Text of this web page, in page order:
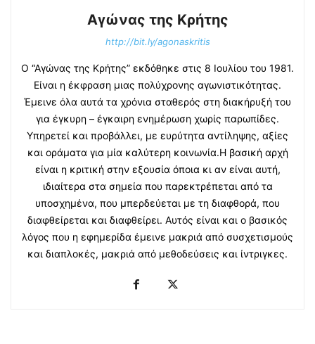
Αγώνας της Κρήτης
http://bit.ly/agonaskritis
Ο “Αγώνας της Κρήτης” εκδόθηκε στις 8 Ιουλίου του 1981.
Είναι η έκφραση μιας πολύχρονης αγωνιστικότητας.
Έμεινε όλα αυτά τα χρόνια σταθερός στη διακήρυξή του
για έγκυρη – έγκαιρη ενημέρωση χωρίς παρωπίδες.
Υπηρετεί και προβάλλει, με ευρύτητα αντίληψης, αξίες
και οράματα για μία καλύτερη κοινωνία.Η βασική αρχή
είναι η κριτική στην εξουσία όποια κι αν είναι αυτή,
ιδιαίτερα στα σημεία που παρεκτρέπεται από τα
υποσχημένα, που μπερδεύεται με τη διαφθορά, που
διαφθείρεται και διαφθείρει. Αυτός είναι και ο βασικός
λόγος που η εφημερίδα έμεινε μακριά από συσχετισμούς
και διαπλοκές, μακριά από μεθοδεύσεις και ίντριγκες.